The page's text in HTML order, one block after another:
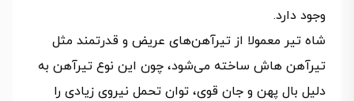
وجود دارد.
شاه تیر معمولا از تیرآهن‌های عریض و قدرتمند مثل
تیرآهن هاش ساخته می‌شود، چون این نوع تیرآهن به‌
دلیل بال پهن و جان قوی، توان تحمل نیروی زیادی را